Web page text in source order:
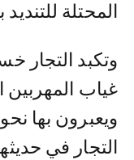
المحتلة
وتكبد التجار
غياب المهربين
ويعبرون بها